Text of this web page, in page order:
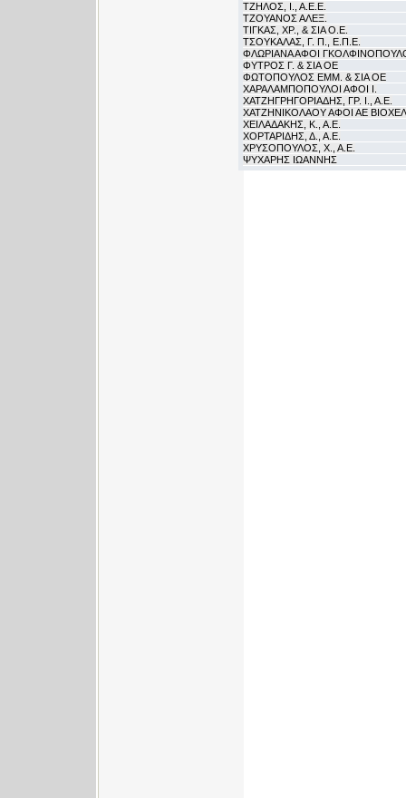
ΤΖΗΛΟΣ, Ι., Α.Ε.Ε.
ΤΖΟΥΑΝΟΣ ΑΛΕΞ.
ΤΙΓΚΑΣ, ΧΡ., & ΣΙΑ Ο.Ε.
ΤΣΟΥΚΑΛΑΣ, Γ. Π., Ε.Π.Ε.
ΦΛΩΡΙΑΝΑ ΑΦΟΙ
ΦΥΤΡΟΣ Γ. & ΣΙΑ ΟΕ
ΦΩΤΟΠΟΥΛΟΣ ΕΜΜ. & ΣΙΑ ΟΕ
ΧΑΡΑΛΑΜΠΟΠΟΥΛΟΙ ΑΦΟΙ Ι.
ΧΑΤΖΗΓΡΗΓΟΡΙΑΔΗΣ, ΓΡ. Ι., Α.Ε.
ΧΑΤΖΗΝΙΚΟΛΑΟΥ ΑΦΟΙ ΑΕ
ΧΕΙΛΑΔΑΚΗΣ, Κ., Α.Ε.
ΧΟΡΤΑΡΙΔΗΣ, Δ., Α.Ε.
ΧΡΥΣΟΠΟΥΛΟΣ, Χ., Α.Ε.
ΨΥΧΑΡΗΣ ΙΩΑΝΝΗΣ